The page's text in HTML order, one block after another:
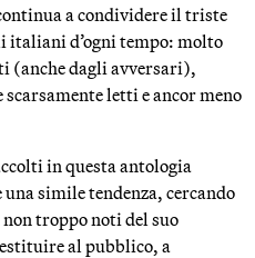
a condividere il triste
italiani d’ogni tempo: molto
(anche dagli avversari),
letti e ancor meno
in questa antologia
simile tendenza, cercando
troppo noti del suo
al pubblico, a